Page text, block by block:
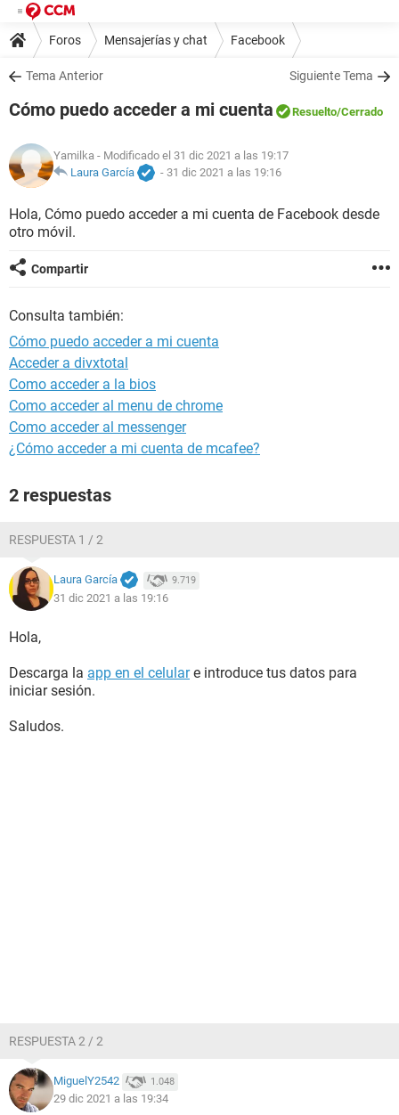
Foros Mensajerías y chat Facebook
Tema Anterior Siguiente Tema
Cómo puedo acceder a mi cuenta Resuelto/Cerrado
Yamilka - Modificado el 31 dic 2021 a las 19:17
Laura García
- 31 dic 2021 a las 19:16
Hola, Cómo puedo acceder a mi cuenta de Facebook desde
otro móvil.
Compartir
Consulta también:
Cómo puedo acceder a mi cuenta
Acceder a divxtotal
Como acceder a la bios
Como acceder al menu de chrome
Como acceder al messenger
¿Cómo acceder a mi cuenta de mcafee?
2 respuestas
RESPUESTA 1 / 2
Laura García 9.719
31 dic 2021 a las 19:16
Hola,
Descarga la app en el celulare introduce tus datos para
iniciar sesión.
Saludos.
RESPUESTA 2 / 2
MiguelY2542 1.048
29 dic 2021 a las 19:34